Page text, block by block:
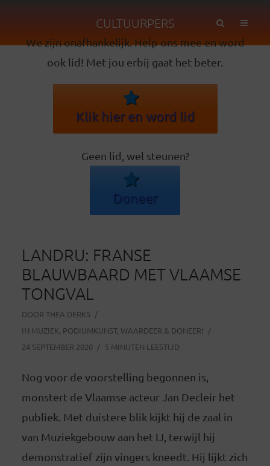
CULTUURPERS
We zijn onafhankelijk. Help ons mee en word
ook lid! Met jou erbij gaat het beter.
Klik hier en word lid
Geen lid, wel steunen?
Doneer
LANDRU: FRANSE
BLAUWBAARD MET VLAAMSE
TONGVAL
DOOR THEA DERKS
IN MUZIEK, PODIUMKUNST, WAARDEER & DONEER!
24 SEPTEMBER 2020
5 MINUTEN LEESTIJD
Nog voor de voorstelling begonnen is,
monstert de Vlaamse acteur Jan Decleir het
publiek. Met duistere blik kijkt hij de zaal in
van Muziekgebouw aan het IJ, terwijl hij
demonstratief zijn vingers kneedt. Hij lijkt zich